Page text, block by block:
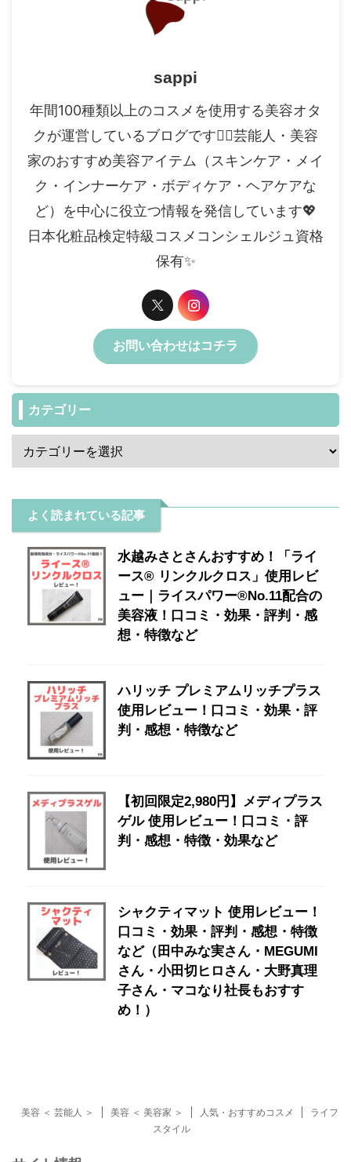
sappi
年間100種類以上のコスメを使用する美容オタ
クが運営しているブログです✍🏻芸能人・美容
家のおすすめ美容アイテム（スキンケア・メイ
ク・インナーケア・ボディケア・ヘアケアな
ど）を中心に役立つ情報を発信しています💖
日本化粧品検定特級コスメコンシェルジュ資格
保有✨️
お問い合わせはコチラ
カテゴリー
よく読まれている記事
水越みさとさんおすすめ！「ライ
ース® リンクルクロス」使用レビ
ュー｜ライスパワー®No.11配合の
美容液！口コミ・効果・評判・感
想・特徴など
ハリッチ プレミアムリッチプラス
使用レビュー！口コミ・効果・評
判・感想・特徴など
【初回限定2,980円】メディプラス
ゲル 使用レビュー！口コミ・評
判・感想・特徴・効果など
シャクティマット 使用レビュー！
口コミ・効果・評判・感想・特徴
など（田中みな実さん・MEGUMI
さん・小田切ヒロさん・大野真理
子さん・マコなり社長もおすす
め！）
美容 ＜ 芸能人 ＞ 美容 ＜ 美容家 ＞ 人気・おすすめコスメ
ライフ
スタイル